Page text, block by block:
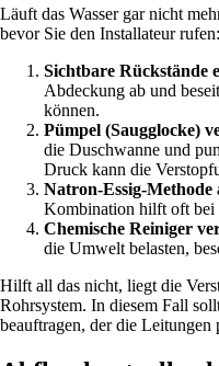
Läuft das Wasser gar nicht
bevor Sie den Installateur rufen:
Sichtbare Rückstände
Abdeckung ab und
können.
Pümpel (Saugglocke)
die Duschwanne und
Druck kann die
Natron-Essig-Methode
Kombination hilft oft bei
Chemische Reiniger
die Umwelt belasten,
Hilft all das nicht, liegt die
Rohrsystem. In diesem Fall
beauftragen, der die Leitungen